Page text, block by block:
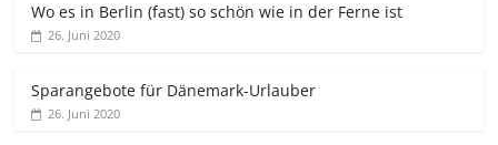
Wo es in Berlin (fast) so schön wie in der Ferne ist
26. Juni 2020
Sparangebote für Dänemark-Urlauber
26. Juni 2020